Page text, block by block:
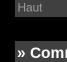
Haut
»